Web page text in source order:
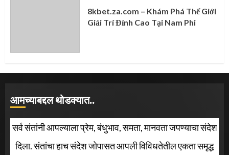
8kbet.za.com – Khám Phá Thế Giới
Giải Trí Đỉnh Cao Tại Nam Phi
आमच्याबद्दल थोडक्यात..
सर्व संतांनी आपल्याला प्रेम, बंधुभाव, समता, मानवता जपण्याचा संदेश
दिला. संतांचा हाच संदेश जोपासत आपली विविधतेतील एकता समृद्ध